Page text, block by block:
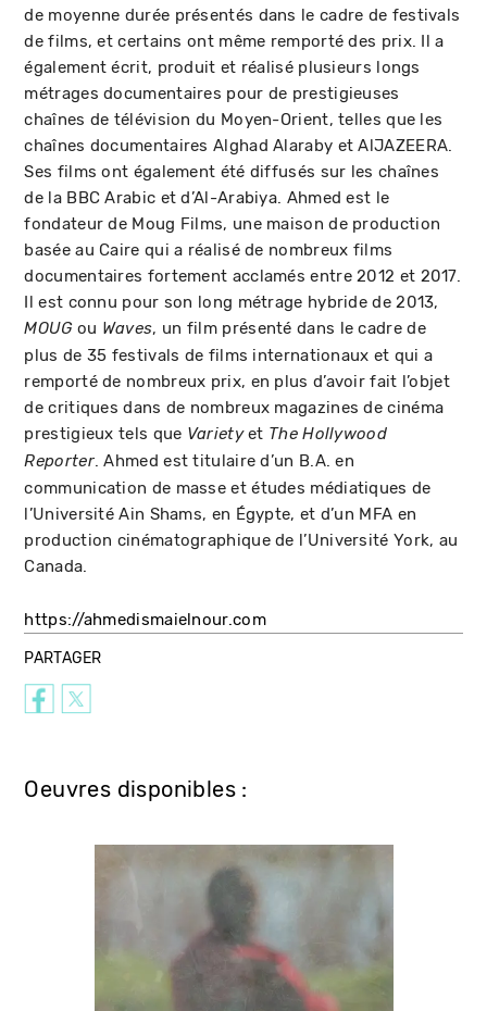
de moyenne durée présentés dans le cadre de festivals
de films, et certains ont même remporté des prix. Il a
également écrit, produit et réalisé plusieurs longs
métrages documentaires pour de prestigieuses
chaînes de télévision du Moyen-Orient, telles que les
chaînes documentaires Alghad Alaraby et AlJAZEERA.
Ses films ont également été diffusés sur les chaînes
de la BBC Arabic et d’Al-Arabiya. Ahmed est le
fondateur de Moug Films, une maison de production
basée au Caire qui a réalisé de nombreux films
documentaires fortement acclamés entre 2012 et 2017.
Il est connu pour son long métrage hybride de 2013,
MOUGou Waves, un film présenté dans le cadre de
plus de 35 festivals de films internationaux et qui a
remporté de nombreux prix, en plus d’avoir fait l’objet
de critiques dans de nombreux magazines de cinéma
prestigieux tels que Varietyet The Hollywood
Reporter. Ahmed est titulaire d’un B.A. en
communication de masse et études médiatiques de
l’Université Ain Shams, en Égypte, et d’un MFA en
production cinématographique de l’Université York, au
Canada.
https://ahmedismaielnour.com
PARTAGER
Oeuvres disponibles :